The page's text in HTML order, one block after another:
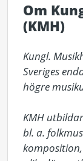
Om
(KMH)
Kungl.
Sveriges
högre
KMH
bl. a.